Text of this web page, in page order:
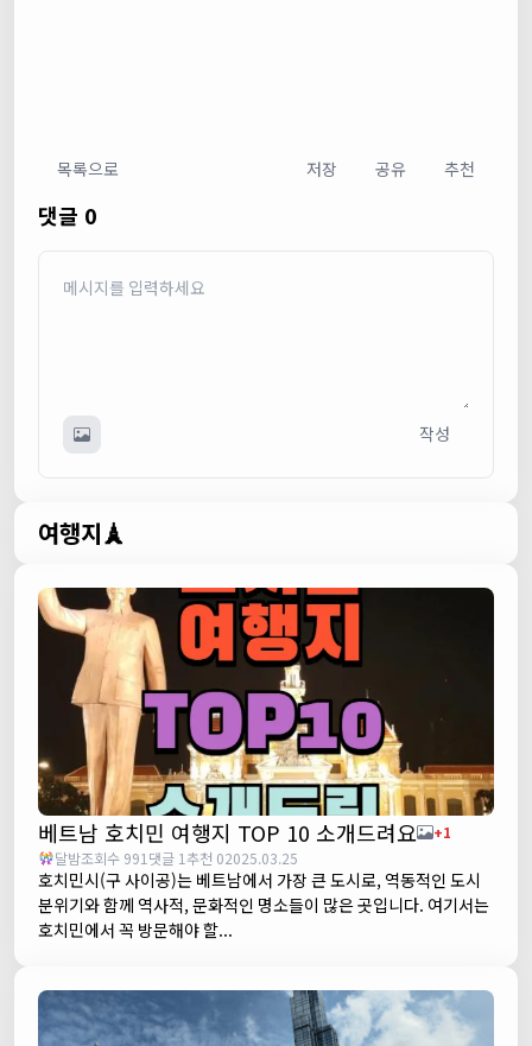
목록으로 저장 공유 추천
댓글 0
작성
여행지🗼
베트남 호치민 여행지 TOP 10 소개드려요
+1
달밤조회수 991 댓글 1추천 02025.03.25
호치민시(구 사이공)는 베트남에서 가장 큰 도시로, 역동적인 도시
분위기와 함께 역사적, 문화적인 명소들이 많은 곳입니다. 여기서는
호치민에서 꼭 방문해야 할...